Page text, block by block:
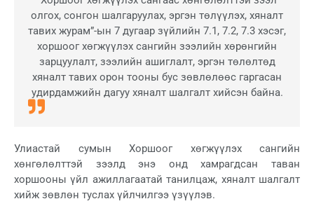
олгох, сонгон шалгаруулах, эргэн төлүүлэх, хяналт
тавих журам”-ын 7 дугаар зүйлийн 7.1, 7.2, 7.3 хэсэг,
хоршоог хөгжүүлэх сангийн зээлийн хөрөнгийн
зарцуулалт, зээлийн ашиглалт, эргэн төлөлтөд
хяналт тавих орон тооны бус зөвлөлөөс гаргасан
удирдамжийн дагуу хяналт шалгалт хийсэн байна.
Улиастай сумын Хоршоог хөгжүүлэх сангийн
хөнгөлөлттэй зээлд энэ онд хамрагдсан таван
хоршооны үйл ажиллагаатай танилцаж, хяналт шалгалт
хийж зөвлөн туслах үйлчилгээ үзүүлэв.